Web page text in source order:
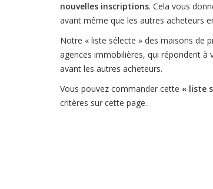
nouvelles inscriptions. Cela vous
avant même que les autres acheteurs
Notre « liste sélecte » des maisons de
agences immobilières, qui répondent à
avant les autres acheteurs.
Vous pouvez commander cette « liste
critères sur cette page.